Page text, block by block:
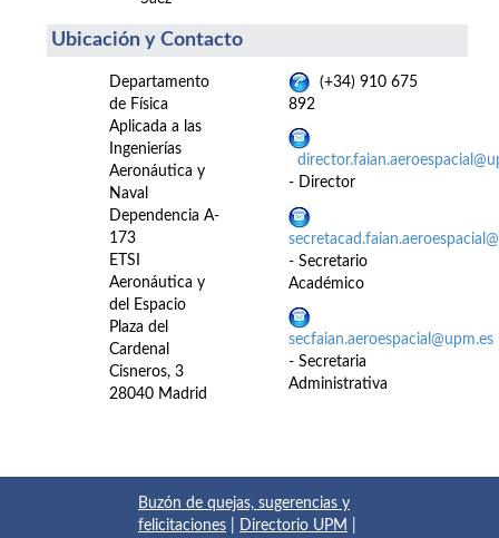
Ubicación y Contacto
Departamento
de Física
Aplicada a las
Ingenierías
Aeronáutica y
Naval
Dependencia A-
173
ETSI
Aeronáutica y
del Espacio
Plaza del
Cardenal
Cisneros, 3
28040 Madrid
(+34) 910 675
892
- Director
- Secretario
Académico
secfaian.aeroespacial@upm.es
- Secretaria
Administrativa
Buzón de quejas, sugerencias y
felicitaciones
Directorio UPM